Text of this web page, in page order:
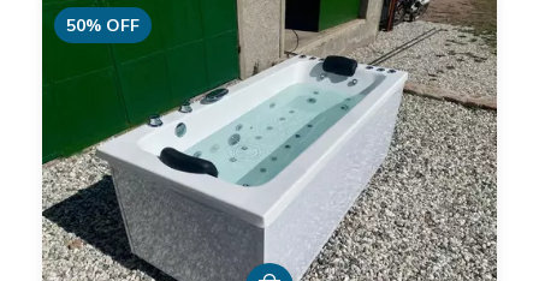
50% OFF